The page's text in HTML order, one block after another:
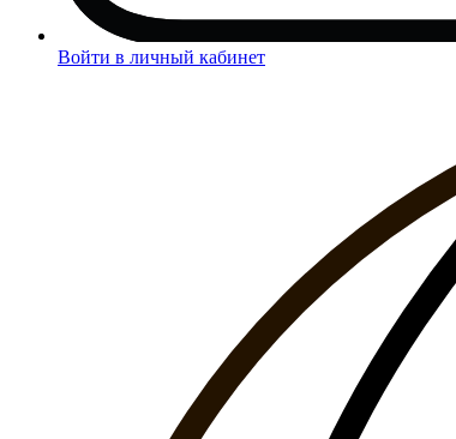
Войти в личный кабинет